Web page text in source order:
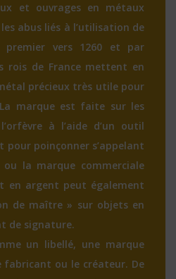
et ouvrages en métaux
abus liés à l’utilisation de
premier vers 1260 et par
rois de France mettent en
précieux très utile pour
La marque est faite sur les
à l’aide d’un outil
pour poinçonner s’appelant
la marque commerciale
en argent peut également
de maître » sur objets en
de signature.
un libellé, une marque
fabricant ou le créateur. De